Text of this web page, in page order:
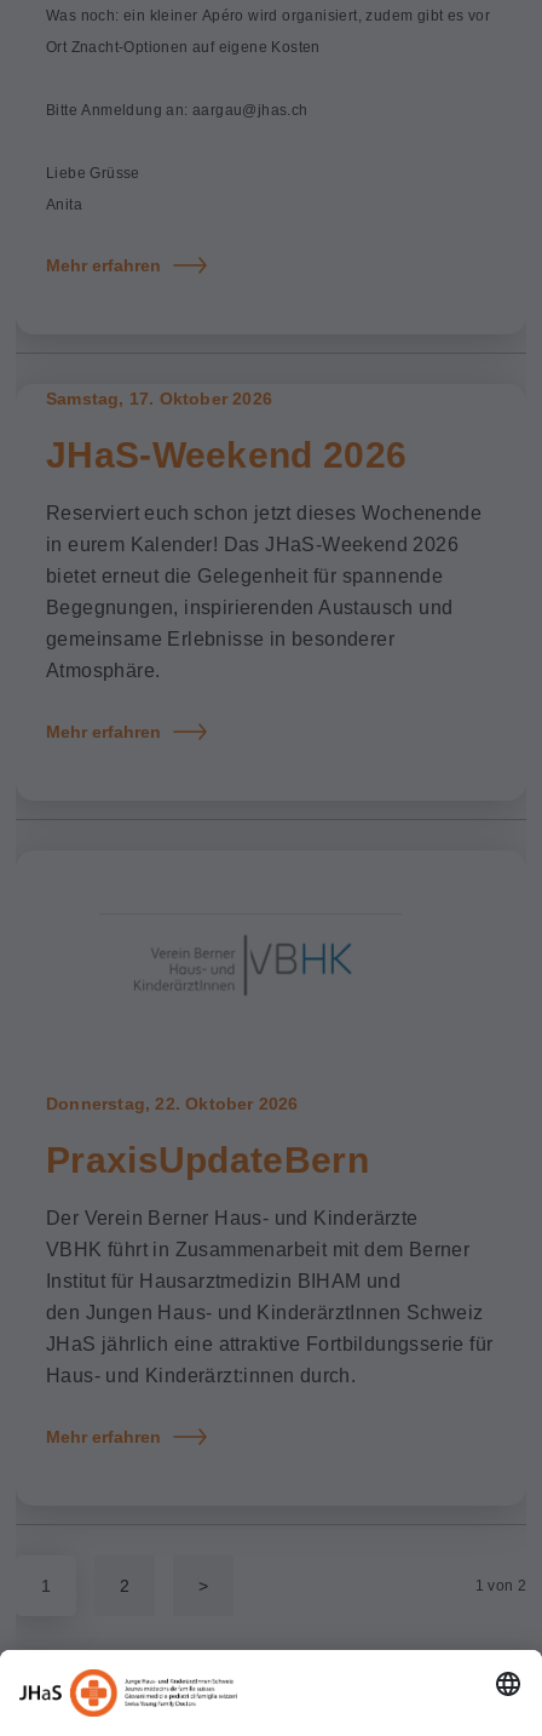
Was noch: ein kleiner Apéro wird organisiert, zudem gibt es vor
Ort Znacht-Optionen auf eigene Kosten
Bitte Anmeldung an: aargau@jhas.ch
Liebe Grüsse
Anita
Mehr erfahren
Samstag, 17. Oktober 2026
JHaS-Weekend 2026
Reserviert euch schon jetzt dieses Wochenende
in eurem Kalender! Das JHaS-Weekend 2026
bietet erneut die Gelegenheit für spannende
Begegnungen, inspirierenden Austausch und
gemeinsame Erlebnisse in besonderer
Atmosphäre.
Mehr erfahren
Donnerstag, 22. Oktober 2026
PraxisUpdateBern
Der Verein Berner Haus- und Kinderärzte
VBHK führt in Zusammenarbeit mit dem Berner
Institut für Hausarztmedizin BIHAM und
den Jungen Haus- und KinderärztInnen Schweiz
JHaS jährlich eine attraktive Fortbildungsserie für
Haus- und Kinderärzt:innen durch.
Mehr erfahren
1 2 > 1 von 2